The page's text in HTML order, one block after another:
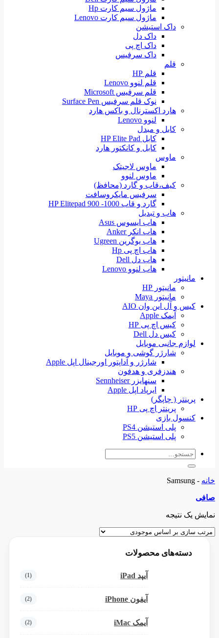
ماژول سیم کارت Hp
ماژول سیم کارت Lenovo
داک استیشن
داک دل
داک اچ پی
داک سرفیس
قلم
قلم HP
قلم لنوو Lenovo
قلم سرفیس Microsoft
نوک قلم سرفیس Surface Pen
هارد اکسترنال و باکس هارد
لنوو Lenovo
کابل و مبدل
کابل HP Elite Pad
کابل و کانکتور هارد
ماوس
ماوس لاجیتک
ماوس لنوو
کیف،قاب و گارد (محافظ)
سرفیس مایکروسافت
گارد و قاب HP Elitepad 900 -1000
هاب و تبدیل
هاب ایسوس Asus
هاب انکر Anker
هاب یوگرین Ugreen
هاب اچ پی Hp
هاب دل Dell
هاب لنوو Lenovo
مانیتور
مانیتور HP
مانیتور Maya
کیس و آل این وان AIO
آیمک Apple
کیس اچ پی HP
کیس دل Dell
لوازم جانبی موبایل
شارژر گوشی و موبایل
شارژر و آداپتور اورجینال اپل Apple
هندزفری و هدفون
سنهایزر Sennheiser
ایرپاد اپل Apple
پرینتر ( چاپگر)
پرینتر اچ پی HP
کنسول بازی
پلی استیشن PS4
پلی استیشن PS5
جستجو
خانه -
Samsung
صافی
نمایش یک نتیجه
دسته‌های محصولات
آیپد iPad (1)
آیفون iPhone (2)
آیمک iMac (2)